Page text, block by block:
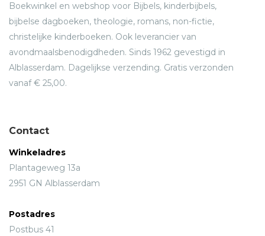
Boekwinkel en webshop voor Bijbels, kinderbijbels,
bijbelse dagboeken, theologie, romans, non-fictie,
christelijke kinderboeken. Ook leverancier van
avondmaalsbenodigdheden. Sinds 1962 gevestigd in
Alblasserdam. Dagelijkse verzending. Gratis verzonden
vanaf € 25,00.
Contact
Winkeladres
Plantageweg 13a
2951 GN Alblasserdam
Postadres
Postbus 41